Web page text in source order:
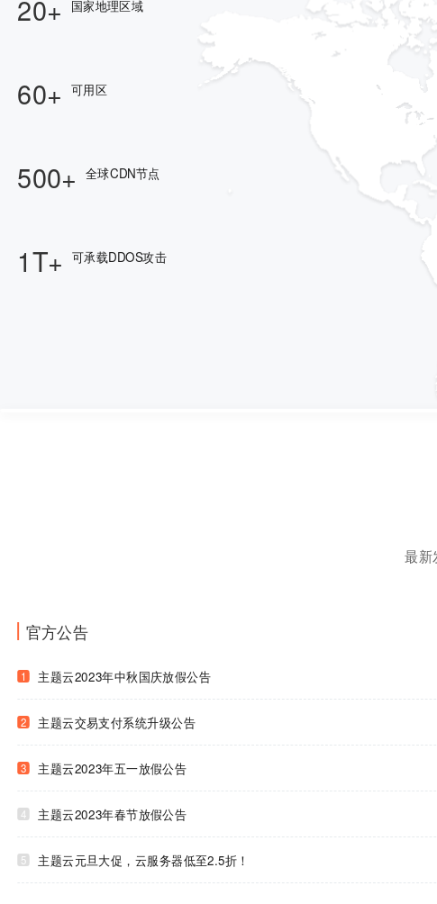
20+ 国家地理区域
60+ 可用区
500+ 全球CDN节点
1T+ 可承载DDOS攻击
最新
官方公告
1 主题云2023年中秋国庆放假公告
2 主题云交易支付系统升级公告
3 主题云2023年五一放假公告
4 主题云2023年春节放假公告
5 主题云元旦大促，云服务器低至2.5折！